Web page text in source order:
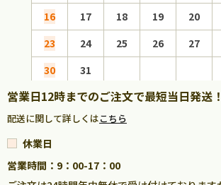
16
17 18 19 20
23
24 25 26 27
30
31
営業日12時までのご注文で最短当日発送！
配送に関して詳しくはこちら
休業日
営業時間：9：00-17：00